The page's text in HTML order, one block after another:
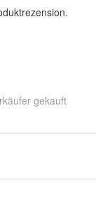
.
gekauft